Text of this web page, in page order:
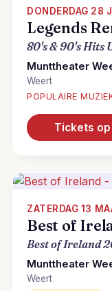
DONDERDAG 28
Legends
80's & 90's Hits
Munttheater
Weert
POPULAIRE
Tickets
ZATERDAG 13
Best of
Best of Ireland
Munttheater
Weert